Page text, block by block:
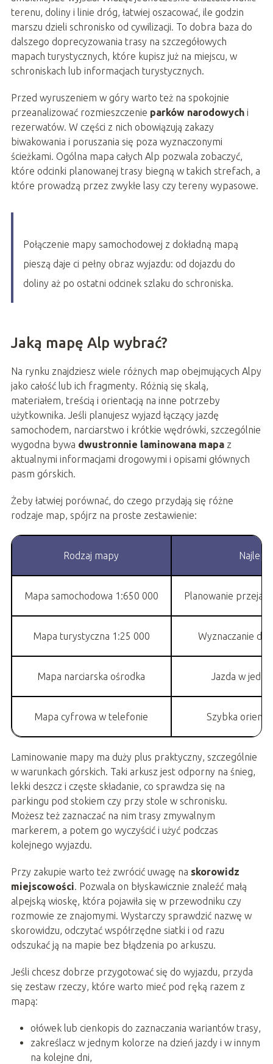
terenu, doliny i linie dróg, łatwiej oszacować, ile godzin
marszu dzieli schronisko od cywilizacji. To dobra baza do
dalszego doprecyzowania trasy na szczegółowych
mapach turystycznych, które kupisz już na miejscu, w
schroniskach lub informacjach turystycznych.
Przed wyruszeniem w góry warto też na spokojnie
przeanalizować rozmieszczenie parków narodowychi
rezerwatów. W części z nich obowiązują zakazy
biwakowania i poruszania się poza wyznaczonymi
ścieżkami. Ogólna mapa całych Alp pozwala zobaczyć,
które odcinki planowanej trasy biegną w takich strefach, a
które prowadzą przez zwykłe lasy czy tereny wypasowe.
Połączenie mapy samochodowej z dokładną mapą
pieszą daje ci pełny obraz wyjazdu: od dojazdu do
doliny aż po ostatni odcinek szlaku do schroniska.
Jaką mapę Alp wybrać?
Na rynku znajdziesz wiele różnych map obejmujących Alpy
jako całość lub ich fragmenty. Różnią się skalą,
materiałem, treścią i orientacją na inne potrzeby
użytkownika. Jeśli planujesz wyjazd łączący jazdę
samochodem, narciarstwo i krótkie wędrówki, szczególnie
wygodna bywa dwustronnie laminowana mapaz
aktualnymi informacjami drogowymi i opisami głównych
pasm górskich.
Żeby łatwiej porównać, do czego przydają się różne
rodzaje map, spójrz na proste zestawienie:
Rodzaj mapy
Mapa samochodowa 1:650 000 Planowanie
Mapa turystyczna 1:25 000 Wyznaczanie
Mapa narciarska ośrodka Jazda w
Mapa cyfrowa w telefonie Szybka
Laminowanie mapy ma duży plus praktyczny, szczególnie
w warunkach górskich. Taki arkusz jest odporny na śnieg,
lekki deszcz i częste składanie, co sprawdza się na
parkingu pod stokiem czy przy stole w schronisku.
Możesz też zaznaczać na nim trasy zmywalnym
markerem, a potem go wyczyścić i użyć podczas
kolejnego wyjazdu.
Przy zakupie warto też zwrócić uwagę na skorowidz
miejscowości. Pozwala on błyskawicznie znaleźć małą
alpejską wioskę, która pojawiła się w przewodniku czy
rozmowie ze znajomymi. Wystarczy sprawdzić nazwę w
skorowidzu, odczytać współrzędne siatki i od razu
odszukać ją na mapie bez błądzenia po arkuszu.
Jeśli chcesz dobrze przygotować się do wyjazdu, przyda
się zestaw rzeczy, które warto mieć pod ręką razem z
mapą:
ołówek lub cienkopis do zaznaczania wariantów trasy,
zakreślacz w jednym kolorze na dzień jazdy i w innym
na kolejne dni,